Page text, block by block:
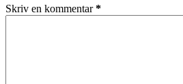
Skriv en kommentar*